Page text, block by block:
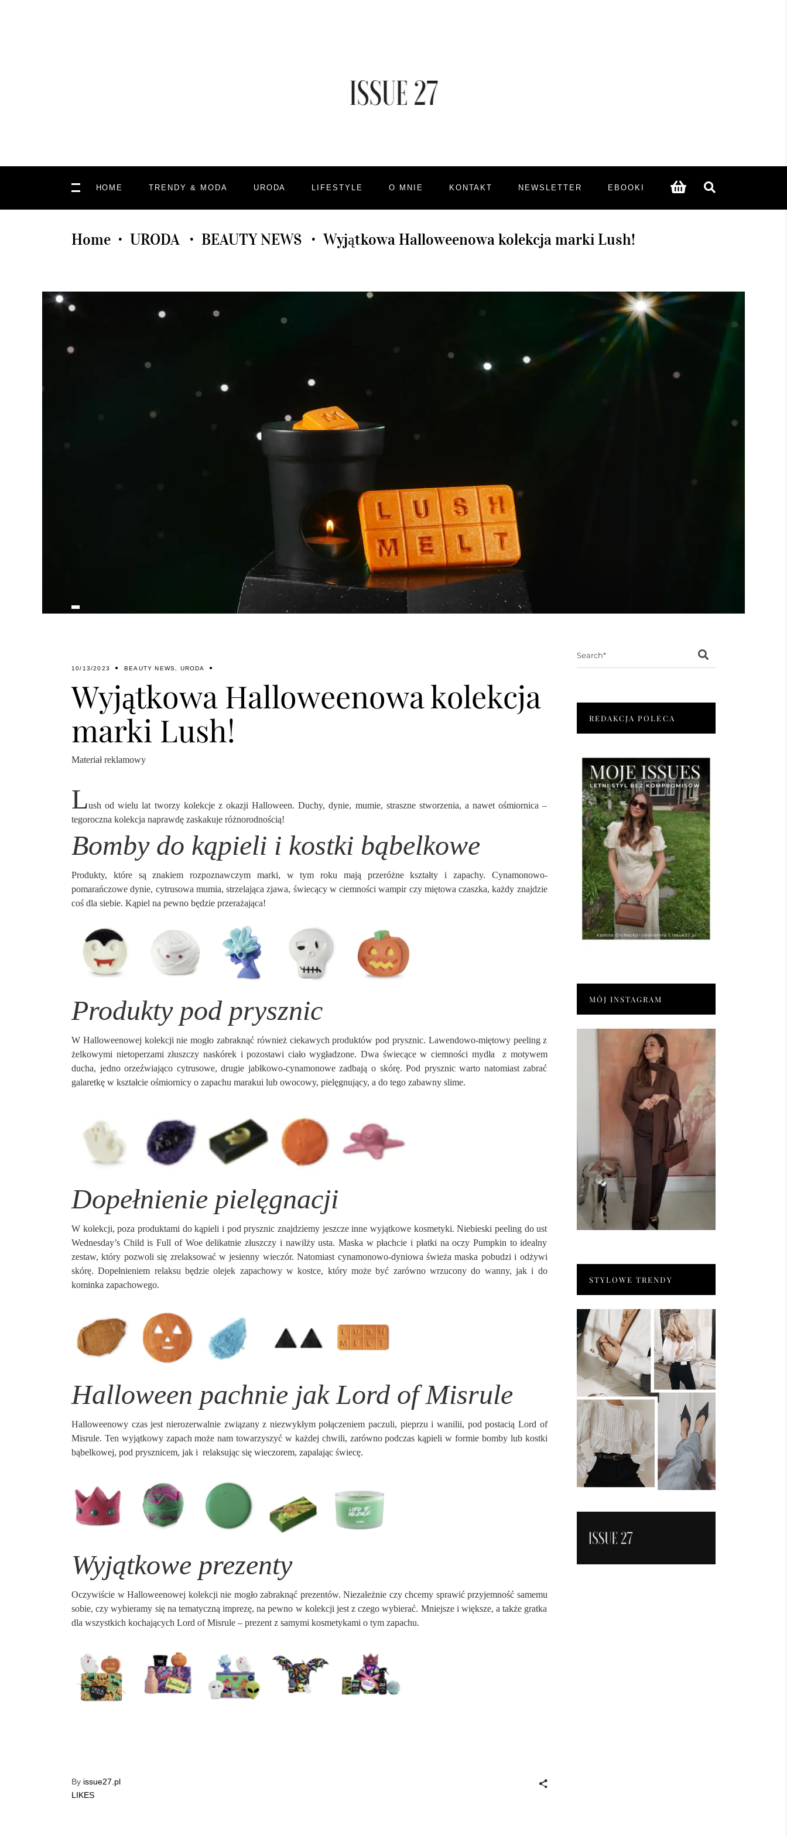
HOME TRENDY & MODA URODA LIFESTYLE O MNIE KONTAKT NEWSLETTER EBOOKI
Home • URODA • BEAUTY NEWS • Wyjątkowa Halloweenowa kolekcja marki Lush!
10/13/2023 BEAUTY NEWS URODA
Wyjątkowa Halloweenowa kolekcja
marki Lush!
Materiał reklamowy
Lush od wielu lat tworzy kolekcje z okazji Halloween. Duchy, dynie, mumie, straszne stworzenia, a nawet ośmiornica –
tegoroczna kolekcja naprawdę zaskakuje różnorodnością!
Bomby do kąpieli i kostki bąbelkowe
Produkty, które są znakiem rozpoznawczym marki, w tym roku mają przeróżne kształty i zapachy. Cynamonowo-
pomarańczowe dynie, cytrusowa mumia, strzelająca zjawa, świecący w ciemności wampir czy miętowa czaszka, każdy znajdzie
coś dla siebie. Kąpiel na pewno będzie przerażająca!
Produkty pod prysznic
W Halloweenowej kolekcji nie mogło zabraknąć również ciekawych produktów pod prysznic. Lawendowo-miętowy peeling z
żelkowymi nietoperzami złuszczy naskórek i pozostawi ciało wygładzone. Dwa świecące w ciemności mydła
z motywem
ducha, jedno orzeźwiająco cytrusowe, drugie jabłkowo-cynamonowe zadbają o skórę. Pod prysznic warto natomiast zabrać
galaretkę w kształcie ośmiornicy o zapachu marakui lub owocowy, pielęgnujący, a do tego zabawny slime.
Dopełnienie pielęgnacji
W kolekcji, poza produktami do kąpieli i pod prysznic znajdziemy jeszcze inne wyjątkowe kosmetyki. Niebieski peeling do ust
Wednesday’s Child is Full of Woe delikatnie złuszczy i nawilży usta. Maska w płachcie i płatki na oczy Pumpkin to idealny
zestaw, który pozwoli się zrelaksować w jesienny wieczór. Natomiast cynamonowo-dyniowa świeża maska pobudzi i odżywi
skórę. Dopełnieniem relaksu będzie olejek zapachowy w kostce, który może być zarówno wrzucony do wanny, jak i do
kominka zapachowego.
Halloween pachnie jak Lord of Misrule
Halloweenowy czas jest nierozerwalnie związany z niezwykłym połączeniem paczuli, pieprzu i wanilii, pod postacią Lord of
Misrule. Ten wyjątkowy zapach może nam towarzyszyć w każdej chwili, zarówno podczas kąpieli w formie bomby lub kostki
bąbelkowej, pod prysznicem, jak i relaksując się wieczorem, zapalając świecę.
Wyjątkowe prezenty
Oczywiście w Halloweenowej kolekcji nie mogło zabraknąć prezentów. Niezależnie czy chcemy sprawić przyjemność samemu
sobie, czy wybieramy się na tematyczną imprezę, na pewno w kolekcji jest z czego wybierać. Mniejsze i większe, a także gratka
dla wszystkich kochających Lord of Misrule – prezent z samymi kosmetykami o tym zapachu.
By issue27.pl
LIKES
REDAKCJA POLECA
MÓJ INSTAGRAM
STYLOWE TRENDY